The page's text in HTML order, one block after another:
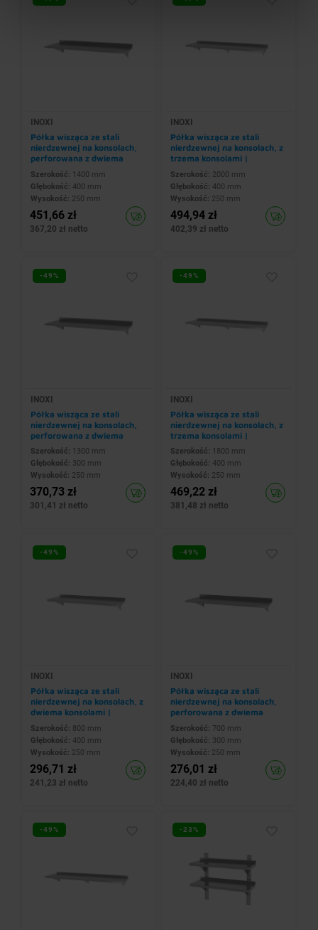
INOXI
Półka wisząca ze stali
nierdzewnej na konsolach,
perforowana z dwiema
konsolami |
1400x400x(h)250 mm
Szerokość: 1400 mm
Głębokość: 400 mm
Wysokość: 250 mm
451,66 zł
367,20 zł netto
INOXI
Półka wisząca ze stali
nierdzewnej na konsolach, z
trzema konsolami |
2000x400x(h)250 mm
Szerokość: 2000 mm
Głębokość: 400 mm
Wysokość: 250 mm
494,94 zł
402,39 zł netto
-49%
INOXI
Półka wisząca ze stali
nierdzewnej na konsolach,
perforowana z dwiema
konsolami |
1300x300x(h)250 mm
Szerokość: 1300 mm
Głębokość: 300 mm
Wysokość: 250 mm
370,73 zł
301,41 zł netto
-49%
INOXI
Półka wisząca ze stali
nierdzewnej na konsolach, z
trzema konsolami |
1800x400x(h)250 mm
Szerokość: 1800 mm
Głębokość: 400 mm
Wysokość: 250 mm
469,22 zł
381,48 zł netto
-49%
INOXI
Półka wisząca ze stali
nierdzewnej na konsolach, z
dwiema konsolami |
800x400x(h)250 mm
Szerokość: 800 mm
Głębokość: 400 mm
Wysokość: 250 mm
296,71 zł
241,23 zł netto
-49%
INOXI
Półka wisząca ze stali
nierdzewnej na konsolach,
perforowana z dwiema
konsolami |
700x300x(h)250 mm
Szerokość: 700 mm
Głębokość: 300 mm
Wysokość: 250 mm
276,01 zł
224,40 zł netto
-49% -23%